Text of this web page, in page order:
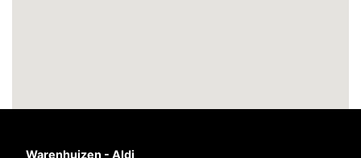
Warenhuizen - Aldi